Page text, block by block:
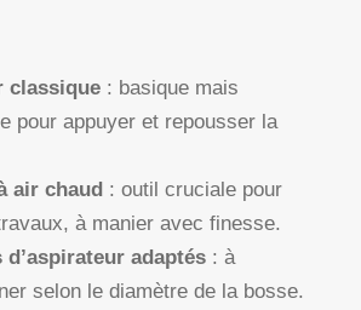
classique : basique mais
pour appuyer et repousser la
air chaud : outil cruciale pour
à manier avec finesse.
d’aspirateur adaptés : à
selon le diamètre de la bosse.